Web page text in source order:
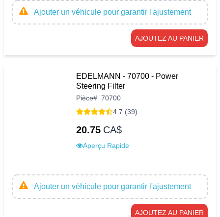
Ajouter un véhicule pour garantir l'ajustement
AJOUTEZ AU PANIER
EDELMANN - 70700 - Power
Steering Filter
Pièce# 70700
4.7 (39)
20.75 CA$
Aperçu Rapide
Ajouter un véhicule pour garantir l'ajustement
AJOUTEZ AU PANIER